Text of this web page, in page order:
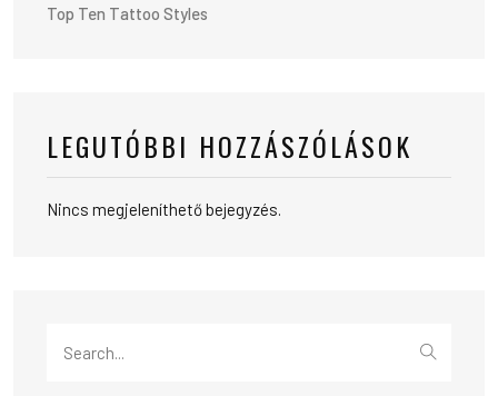
Top Ten Tattoo Styles
LEGUTÓBBI HOZZÁSZÓLÁSOK
Nincs megjeleníthető bejegyzés.